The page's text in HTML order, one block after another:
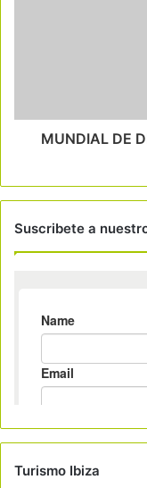
MUNDIAL DE
Suscribete a
Turismo Ibiza